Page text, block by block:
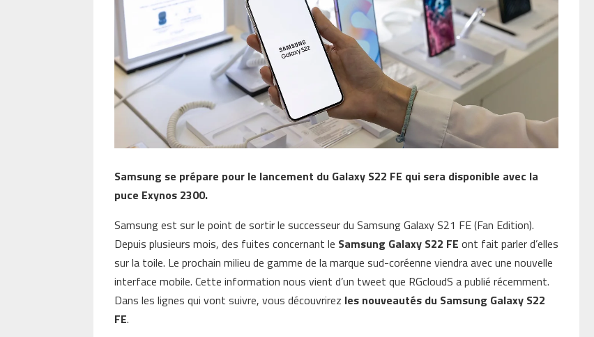
Samsung se prépare pour le lancement du Galaxy S22 FE qui sera disponible avec la
puce Exynos 2300.
Samsung est sur le point de sortir le successeur du Samsung Galaxy S21 FE (Fan Edition).
Depuis plusieurs mois, des fuites concernant le Samsung Galaxy S22 FE ont fait parler d’elles
sur la toile. Le prochain milieu de gamme de la marque sud-coréenne viendra avec une nouvelle
interface mobile. Cette information nous vient d’un tweet que RGcloudS a publié récemment.
Dans les lignes qui vont suivre, vous découvrirez les nouveautés du Samsung Galaxy S22
FE.